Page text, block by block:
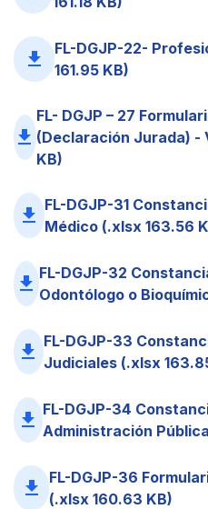
file_download
FL-DGJP-22-
161.95 KB)
file_download
FL- DGJP – 27
(Declaración Jurada) -
KB)
file_download FL-DGJP-31
Médico (.xlsx 163.56
file_download FL-DGJP-32
Odontólogo o
file_download FL-DGJP-33
Judiciales (.xlsx
file_download FL-DGJP-34
Administración
file_download
FL-DGJP-36
(.xlsx 160.63 KB)